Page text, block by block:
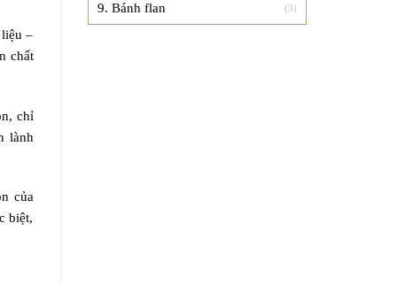
–
chất
chỉ
lành
của
biệt,
9. Bánh flan (3)